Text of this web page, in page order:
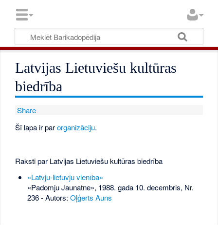
Latvijas Lietuviešu kultūras
biedrība
Share
Šī lapa ir parorganizāciju.
Raksti par Latvijas Lietuviešu kultūras biedrība
«Latvju-lietuvju vienība»
«Padomju Jaunatne», 1988. gada 10. decembris, Nr.
236- Autors: Oļģerts Auns